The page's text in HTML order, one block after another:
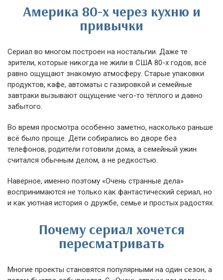
Америка 80-х через кухню и
привычки
Сериал во многом построен на ностальгии. Даже те
зрители, которые никогда не жили в США 80-х годов, всё
равно ощущают знакомую атмосферу. Старые упаковки
продуктов, кафе, автоматы с газировкой и семейные
завтраки вызывают ощущение чего-то тёплого и давно
забытого.
Во время просмотра особенно заметно, насколько раньше
всё было проще. Дети собирались во дворе без
телефонов, родители готовили дома, а семейный ужин
считался обычным делом, а не редкостью.
Наверное, именно поэтому «Очень странные дела»
воспринимаются не только как фантастический сериал, но
и как уютная история о дружбе, семье и простых радостях.
Почему сериал хочется
пересматривать
Многие проекты становятся популярными на один сезон, а